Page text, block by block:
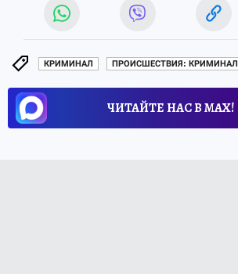
КРИМИНАЛ ПРОИСШЕСТВИЯ: КРИМИНАЛ
ЧИТАЙТЕ НАС В МАХ!